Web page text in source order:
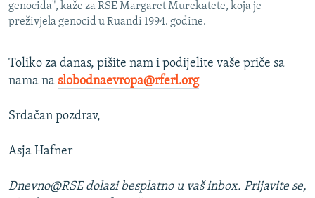
genocida", kaže za RSE Margaret Murekatete, koja je
preživjela genocid u Ruandi 1994. godine.
Toliko za danas, pišite nam i podijelite vaše priče sa
nama na slobodnaevropa@rferl.org
Srdačan pozdrav,
Asja Hafner
Dnevno@RSE dolazi besplatno u vaš inbox. Prijavite se,